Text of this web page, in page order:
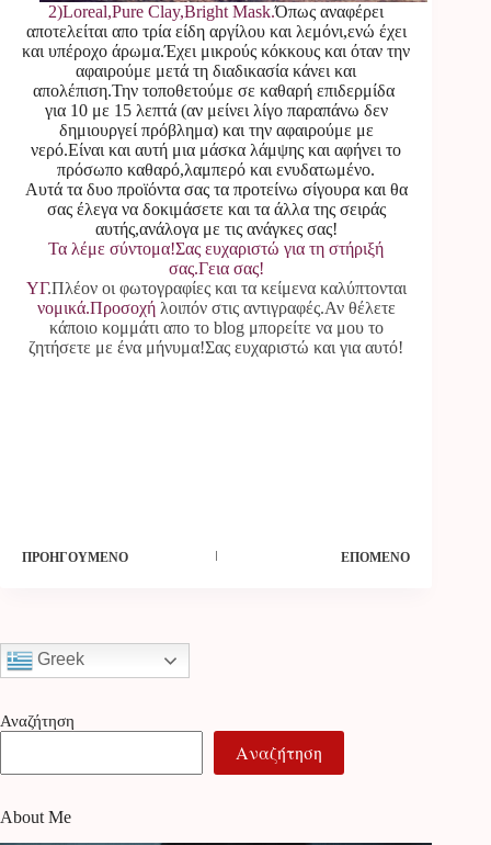
2)Loreal,Pure Clay,Bright Mask.Όπως αναφέρει
αποτελείται απο τρία είδη αργίλου και λεμόνι,ενώ έχει
και υπέροχο άρωμα.Έχει μικρούς κόκκους και όταν την
αφαιρούμε μετά τη διαδικασία κάνει και
απολέπιση.Την τοποθετούμε σε καθαρή επιδερμίδα
για 10 με 15 λεπτά (αν μείνει λίγο παραπάνω δεν
δημιουργεί πρόβλημα) και την αφαιρούμε με
νερό.Είναι και αυτή μια μάσκα λάμψης και αφήνει το
πρόσωπο καθαρό,λαμπερό και ενυδατωμένο.
Αυτά τα δυο προϊόντα σας τα προτείνω σίγουρα και θα
σας έλεγα να δοκιμάσετε και τα άλλα της σειράς
αυτής,ανάλογα με τις ανάγκες σας!
Τα λέμε σύντομα!Σας ευχαριστώ για τη στήριξή
σας.Γεια σας!
ΥΓ.Πλέον οι φωτογραφίες και τα κείμενα καλύπτονται
νομικά.Προσοχή λοιπόν στις αντιγραφές.Αν θέλετε
κάποιο κομμάτι απο το blog μπορείτε να μου το
ζητήσετε με ένα μήνυμα!Σας ευχαριστώ και για αυτό!
ΠΡΟΗΓΟΎΜΕΝΟ ΕΠΌΜΕΝΟ
Greek
Αναζήτηση
Αναζήτηση
About Me